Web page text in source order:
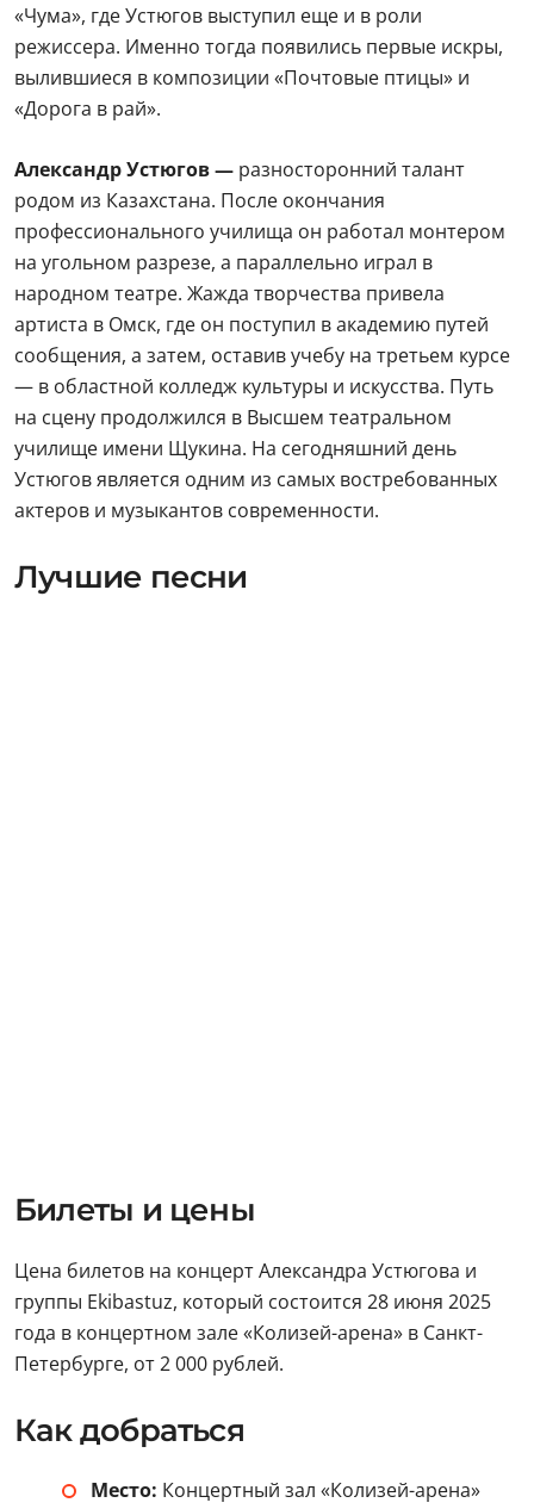
«Чума», где Устюгов выступил еще и в роли
режиссера. Именно тогда появились первые искры,
вылившиеся в композиции «Почтовые птицы» и
«Дорога в рай».
Александр Устюгов — разносторонний талант
родом из Казахстана. После окончания
профессионального училища он работал монтером
на угольном разрезе, а параллельно играл в
народном театре. Жажда творчества привела
артиста в Омск, где он поступил в академию путей
сообщения, а затем, оставив учебу на третьем курсе
— в областной колледж культуры и искусства. Путь
на сцену продолжился в Высшем театральном
училище имени Щукина. На сегодняшний день
Устюгов является одним из самых востребованных
актеров и музыкантов современности.
Лучшие песни
Билеты и цены
Цена билетов на концерт Александра Устюгова и
группы Ekibastuz, который состоится 28 июня 2025
года в концертном зале «Колизей-арена» в Санкт-
Петербурге, от 2 000 рублей.
Как добраться
Место: Концертный зал «Колизей-арена»